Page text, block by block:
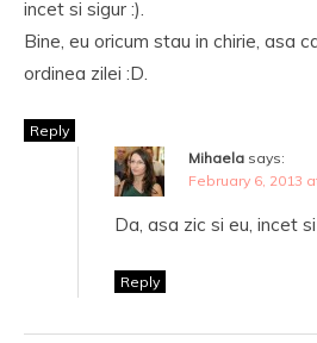
incet si sigur :).
Bine, eu oricum stau in chirie, asa
ordinea zilei :D.
Reply
Mihaela says:
February 6, 2013
Da, asa zic si eu, incet
Reply